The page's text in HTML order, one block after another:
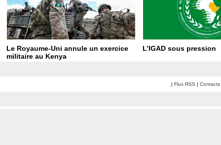
Le Royaume-Uni annule un exercice
militaire au Kenya
L’IGAD sous pression
| Flux RSS | Contacts